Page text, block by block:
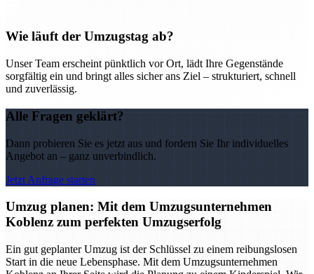
Wie läuft der Umzugstag ab?
Unser Team erscheint pünktlich vor Ort, lädt Ihre Gegenstände
sorgfältig ein und bringt alles sicher ans Ziel – strukturiert, schnell
und zuverlässig.
Alle Fragen geklärt?
Dann probieren Sie es jetzt aus und fordern Sie Ihr individuelles
Angebot an – ganz unverbindlich.
Jetzt Anfrage starten
Umzug planen: Mit dem Umzugsunternehmen
Koblenz zum perfekten Umzugserfolg
Ein gut geplanter Umzug ist der Schlüssel zu einem reibungslosen
Start in die neue Lebensphase. Mit dem Umzugsunternehmen